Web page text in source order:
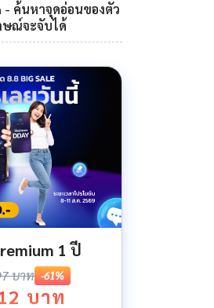
- ค้นหาจุดอ่อนของตัว
ษณ์จะจับได้
1 ปี
บาท -61%
บาท